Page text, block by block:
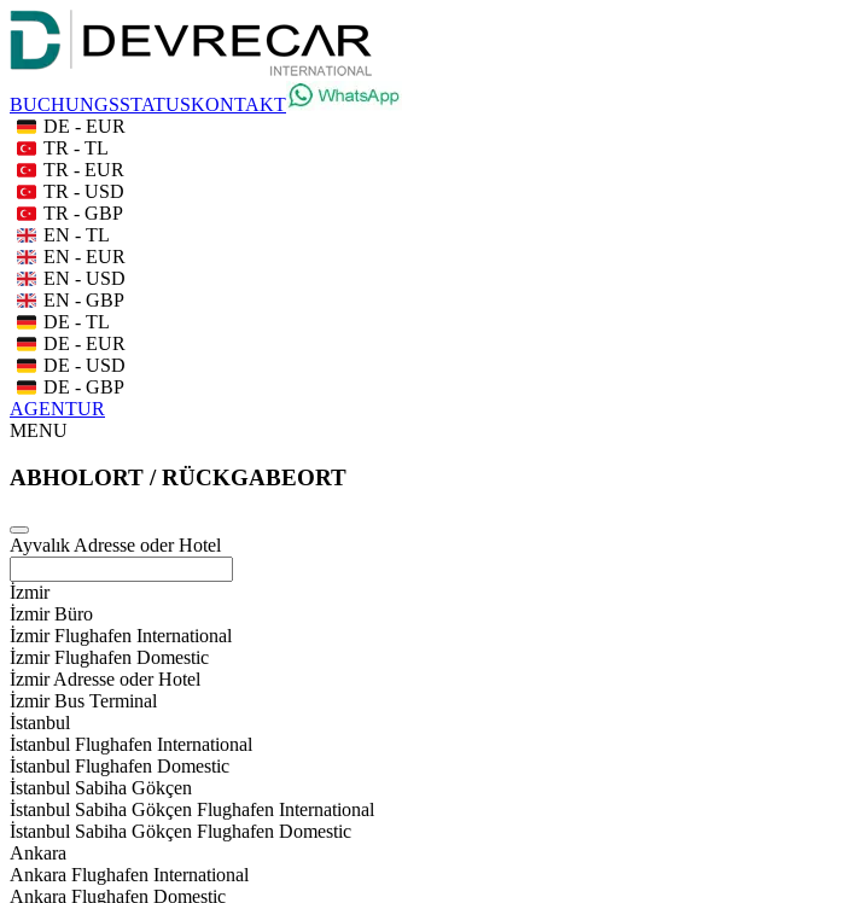
BUCHUNGSSTATUSKONTAKT
DE - EUR
TR - TL
TR - EUR
TR - USD
TR - GBP
EN - TL
EN - EUR
EN - USD
EN - GBP
DE - TL
DE - EUR
DE - USD
DE - GBP
AGENTUR
MENU
ABHOLORT / RÜCKGABEORT
Ayvalık Adresse oder Hotel
İzmir
İzmir Büro
İzmir Flughafen International
İzmir Flughafen Domestic
İzmir Adresse oder Hotel
İzmir Bus Terminal
İstanbul
İstanbul Flughafen International
İstanbul Flughafen Domestic
İstanbul Sabiha Gökçen
İstanbul Sabiha Gökçen Flughafen International
İstanbul Sabiha Gökçen Flughafen Domestic
Ankara
Ankara Flughafen International
Ankara Flughafen Domestic